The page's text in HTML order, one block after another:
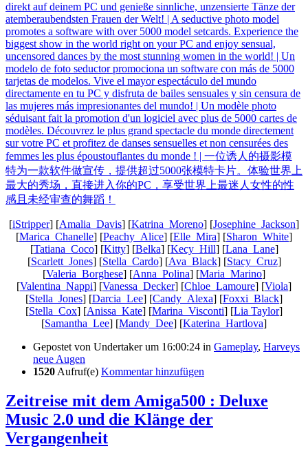
[iStripper] [Amalia_Davis] [Katrina_Moreno] [Josephine_Jackson]
[Marica_Chanelle] [Peachy_Alice] [Elle_Mira] [Sharon_White]
[Tatiana_Coco] [Kitty] [Belka] [Kecy_Hill] [Lana_Lane]
[Scarlett_Jones] [Stella_Cardo] [Ava_Black] [Stacy_Cruz]
[Valeria_Borghese] [Anna_Polina] [Maria_Marino]
[Valentina_Nappi] [Vanessa_Decker] [Chloe_Lamoure] [Viola]
[Stella_Jones] [Darcia_Lee] [Candy_Alexa] [Foxxi_Black]
[Stella_Cox] [Anissa_Kate] [Marina_Visconti] [Lia Taylor]
[Samantha_Lee] [Mandy_Dee] [Katerina_Hartlova]
Gepostet von Undertakerum 16:00:24 in Gameplay, Harveys
neue Augen
1520 Aufruf(e) Kommentar hinzufügen
Zeitreise mit dem Amiga500 : Deluxe
Music 2.0 und die Klänge der
Vergangenheit